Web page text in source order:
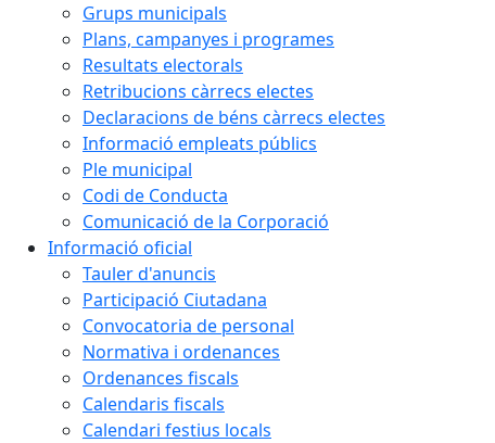
Grups municipals
Plans, campanyes i programes
Resultats electorals
Retribucions càrrecs electes
Declaracions de béns càrrecs electes
Informació empleats públics
Ple municipal
Codi de Conducta
Comunicació de la Corporació
Informació oficial
Tauler d'anuncis
Participació Ciutadana
Convocatoria de personal
Normativa i ordenances
Ordenances fiscals
Calendaris fiscals
Calendari festius locals